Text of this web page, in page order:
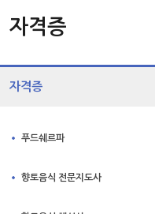
자격증
자격증
푸드쉐르파
향토음식 전문지도사